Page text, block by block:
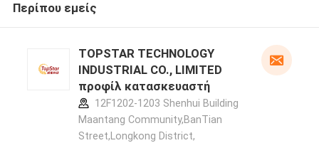
Περίπου εμείς
TOPSTAR TECHNOLOGY
INDUSTRIAL CO., LIMITED
προφίλ κατασκευαστή
12F1202-1203 Shenhui Building
Maantang Community,BanTian
Street,Longkong District,